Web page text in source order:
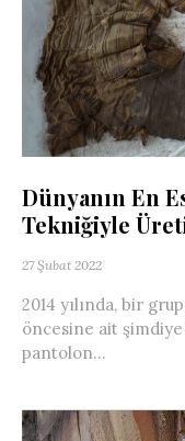
Dünyanın En
Tekniğiyle
27 Şubat 2022
2014 yılında, bir
öncesine ait
pantolon...